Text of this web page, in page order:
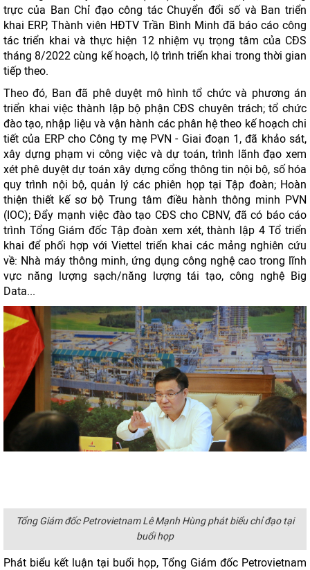
trực của Ban Chỉ đạo công tác Chuyển đổi số và Ban triển
khai ERP, Thành viên HĐTV Trần Bình Minh đã báo cáo công
tác triển khai và thực hiện 12 nhiệm vụ trọng tâm của CĐS
tháng 8/2022 cùng kế hoạch, lộ trình triển khai trong thời gian
tiếp theo.
Theo đó, Ban đã phê duyệt mô hình tổ chức và phương án
triển khai việc thành lập bộ phận CĐS chuyên trách; tổ chức
đào tạo, nhập liệu và vận hành các phân hệ theo kế hoạch chi
tiết của ERP cho Công ty mẹ PVN - Giai đoạn 1, đã khảo sát,
xây dựng phạm vi công việc và dự toán, trình lãnh đạo xem
xét phê duyệt dự toán xây dựng cổng thông tin nội bộ, số hóa
quy trình nội bộ, quản lý các phiên họp tại Tập đoàn; Hoàn
thiện thiết kế sơ bộ Trung tâm điều hành thông minh PVN
(IOC); Đẩy mạnh việc đào tạo CĐS cho CBNV, đã có báo cáo
trình Tổng Giám đốc Tập đoàn xem xét, thành lập 4 Tổ triển
khai để phối hợp với Viettel triển khai các mảng nghiên cứu
về: Nhà máy thông minh, ứng dụng công nghệ cao trong lĩnh
vực năng lượng sạch/năng lượng tái tạo, công nghệ Big
Data...
Tổng Giám đốc Petrovietnam Lê Mạnh Hùng phát biểu chỉ đạo tại
buổi họp
Phát biểu kết luận tại buổi họp, Tổng Giám đốc Petrovietnam